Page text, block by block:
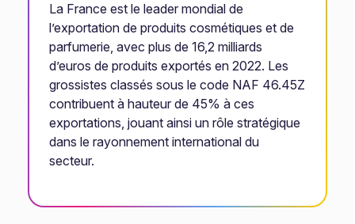
La France est le leader mondial de
l’exportation de produits cosmétiques et de
parfumerie, avec plus de 16,2 milliards
d’euros de produits exportés en 2022. Les
grossistes classés sous le code NAF 46.45Z
contribuent à hauteur de 45% à ces
exportations, jouant ainsi un rôle stratégique
dans le rayonnement international du
secteur.